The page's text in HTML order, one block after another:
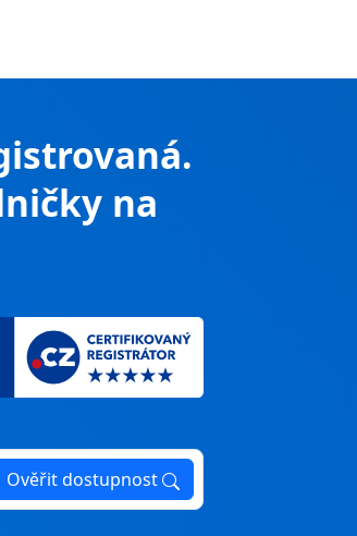
na
Ověřit dostupnost